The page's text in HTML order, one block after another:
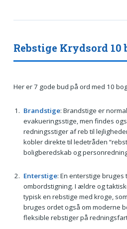
Rebstige Krydsord 10
Her er 7 gode bud på ord med 10
Brandstige: Brandstige er
evakueringsstige, men findes
redningsstiger af reb til
kobler direkte til ledetråden
boligberedskab og
Enterstige: En enterstige bruges
ombordstigning. I ældre og
typisk en rebstige med kroge,
bruges ordet også om moderne
fleksible rebstiger på